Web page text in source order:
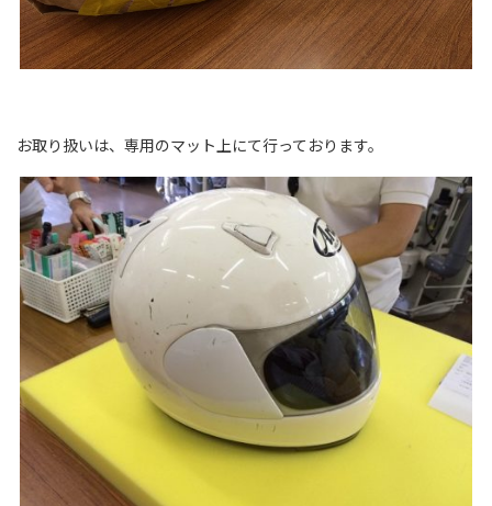
お取り扱いは、専用のマット上にて行っております。